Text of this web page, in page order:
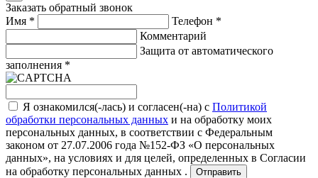
Заказать обратный звонок
Имя * Телефон *
Комментарий
Защита от автоматического
заполнения *
Я ознакомился(-лась) и согласен(-на) с Политикой
обработки персональных данных и на обработку моих
персональных данных, в соответствии с Федеральным
законом от 27.07.2006 года №152-ФЗ «О персональных
данных», на условиях и для целей, определенных в Согласии
на обработку персональных данных .
Отправить